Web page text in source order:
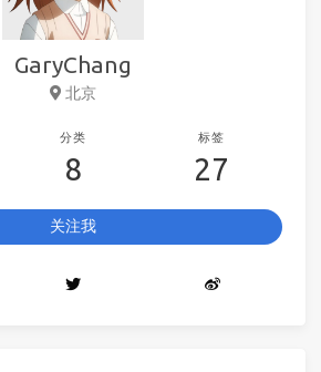
GaryChang
北京
分类
8
标签
27
关注我